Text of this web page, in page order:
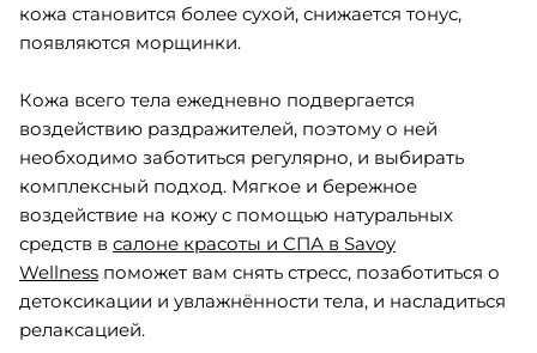
кожа становится более сухой, снижается тонус,
появляются морщинки.
Кожа всего тела ежедневно подвергается
воздействию раздражителей, поэтому о ней
необходимо заботиться регулярно, и выбирать
комплексный подход. Мягкое и бережное
воздействие на кожу с помощью натуральных
средств в салоне красоты и СПА в Savoy
Wellness поможет вам снять стресс, позаботиться о
детоксикации и увлажнённости тела, и насладиться
релаксацией.